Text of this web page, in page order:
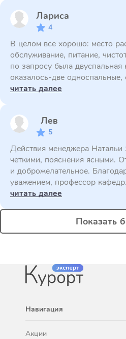
Лариса
4
В целом все хорошо: место
обслуживание, питание,
по запросу была двуспальная
оказалось-две односпальные,
читать далее
Лев
5
Действия менеджера
четкими, пояснения ясными.
и доброжелательное.
уважением, профессор
читать далее
Показать
Навигация
Акции